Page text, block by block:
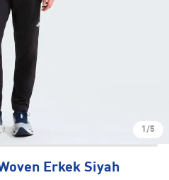
1/5
Erkek Siyah